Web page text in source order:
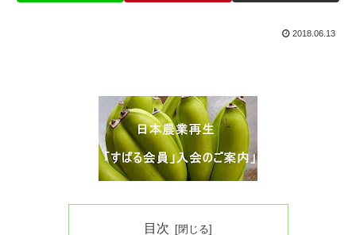
2018.06.13
目次